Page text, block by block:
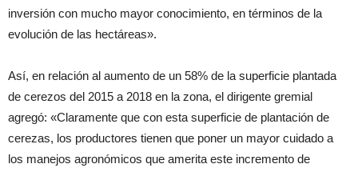
inversión con mucho mayor conocimiento, en términos de la
evolución de las hectáreas».
Así, en relación al aumento de un 58% de la superficie plantada
de cerezos del 2015 a 2018 en la zona, el dirigente gremial
agregó: «Claramente que con esta superficie de plantación de
cerezas, los productores tienen que poner un mayor cuidado a
los manejos agronómicos que amerita este incremento de